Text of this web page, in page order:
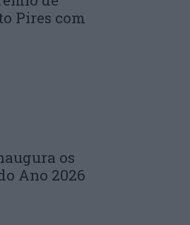
Pires com
os
Ano 2026